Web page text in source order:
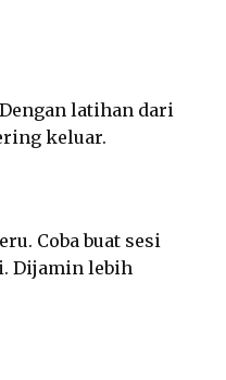
latihan dari
keluar.
Coba buat sesi
Dijamin lebih